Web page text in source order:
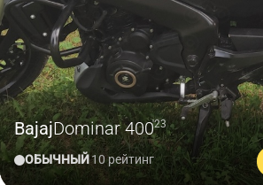
BajajDominar 400'23
ОБЫЧНЫЙ10 рейтинг